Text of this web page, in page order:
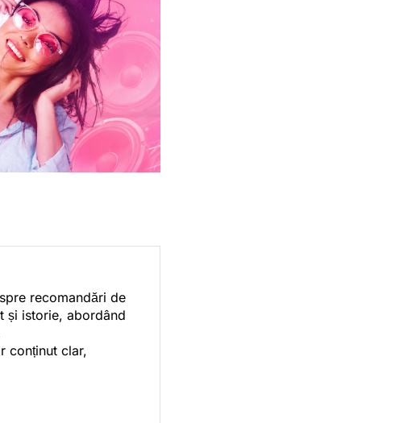
recomandări de
și istorie, abordând
conținut clar,